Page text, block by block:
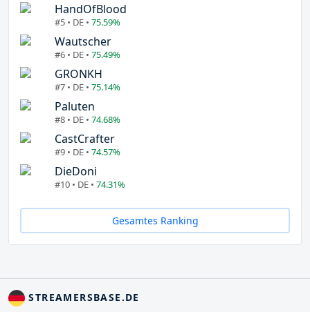
HandOfBlood
#5 • DE • 75.59%
Wautscher
#6 • DE • 75.49%
GRONKH
#7 • DE • 75.14%
Paluten
#8 • DE • 74.68%
CastCrafter
#9 • DE • 74.57%
DieDoni
#10 • DE • 74.31%
Gesamtes Ranking
STREAMERSBASE.DE